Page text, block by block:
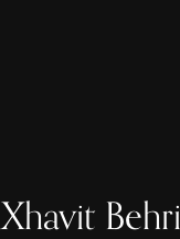
Xhavit Behri